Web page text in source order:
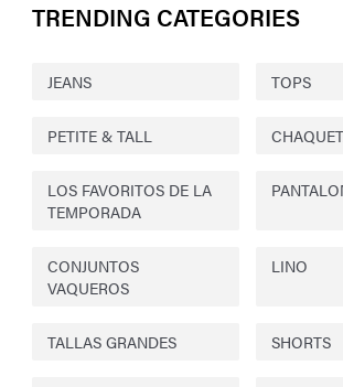
TRENDING CATEGORIES
JEANS TOPS
PETITE & TALL
LOS FAVORITOS DE LA
TEMPORADA
CONJUNTOS
VAQUEROS
LINO
TALLAS GRANDES SHORTS